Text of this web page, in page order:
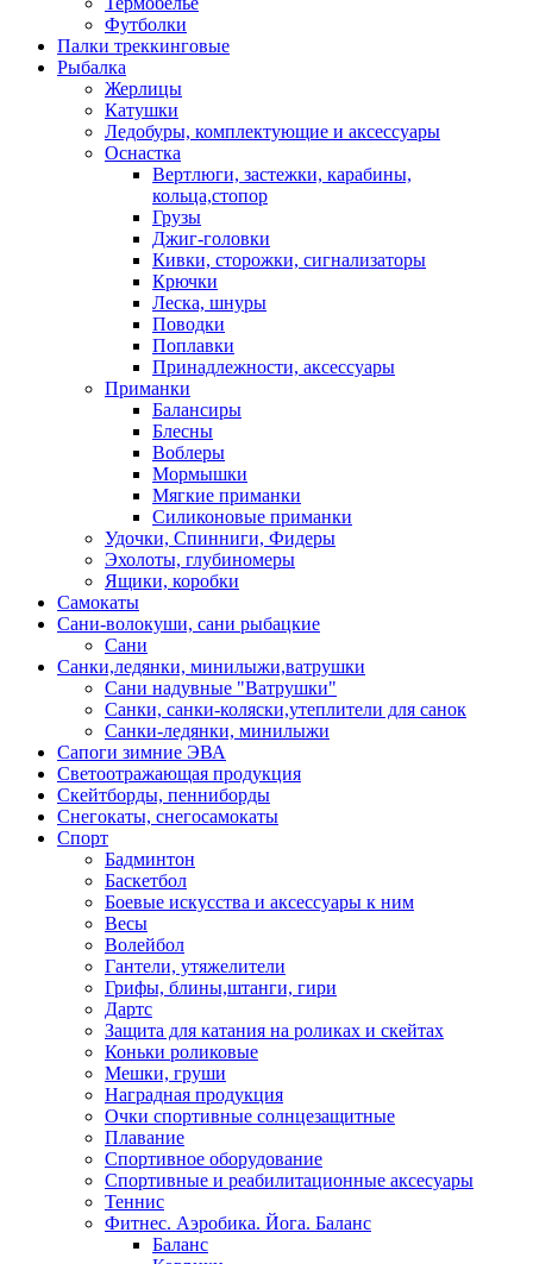
Футболки
Палки треккинговые
Рыбалка
Жерлицы
Катушки
Ледобуры, комплектующие и аксессуары
Оснастка
Вертлюги, застежки, карабины,
кольца,стопор
Грузы
Джиг-головки
Кивки, сторожки, сигнализаторы
Крючки
Леска, шнуры
Поводки
Поплавки
Принадлежности, аксессуары
Приманки
Балансиры
Блесны
Воблеры
Мормышки
Мягкие приманки
Силиконовые приманки
Удочки, Спинниги, Фидеры
Эхолоты, глубиномеры
Ящики, коробки
Самокаты
Сани-волокуши, сани рыбацкие
Сани
Санки,ледянки, минилыжи,ватрушки
Сани надувные "Ватрушки"
Санки, санки-коляски,утеплители для санок
Санки-ледянки, минилыжи
Сапоги зимние ЭВА
Светоотражающая продукция
Скейтборды, пенниборды
Снегокаты, снегосамокаты
Спорт
Бадминтон
Баскетбол
Боевые искусства и аксессуары к ним
Весы
Волейбол
Гантели, утяжелители
Грифы, блины,штанги, гири
Дартс
Защита для катания на роликах и скейтах
Коньки роликовые
Мешки, груши
Наградная продукция
Очки спортивные солнцезащитные
Плавание
Спортивное оборудование
Спортивные и реабилитационные аксесуары
Теннис
Фитнес. Аэробика. Йога. Баланс
Баланс